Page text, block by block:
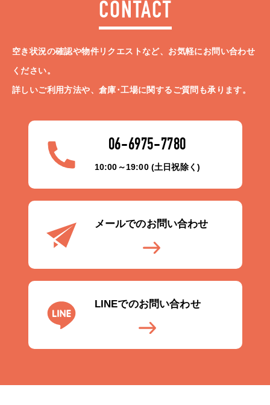
CONTACT
空き状況の確認や物件リクエストなど、お気軽にお問い合わせ
ください。
詳しいご利用方法や、倉庫･工場に関するご質問も承ります。
06-6975-7780
10:00～19:00 (土日祝除く)
メールでのお問い合わせ
LINEでのお問い合わせ